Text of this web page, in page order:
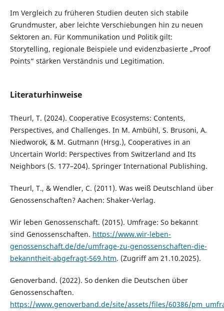
Im Vergleich zu früheren Studien deuten sich stabile
Grundmuster, aber leichte Verschiebungen hin zu neuen
Sektoren an. Für Kommunikation und Politik gilt:
Storytelling, regionale Beispiele und evidenzbasierte „Proof
Points“ stärken Verständnis und Legitimation.
Literaturhinweise
Theurl, T. (2024). Cooperative Ecosystems: Contents,
Perspectives, and Challenges. In M. Ambühl, S. Brusoni, A.
Niedworok, & M. Gutmann (Hrsg.), Cooperatives in an
Uncertain World: Perspectives from Switzerland and Its
Neighbors (S. 177–204). Springer International Publishing.
Theurl, T., & Wendler, C. (2011). Was weiß Deutschland über
Genossenschaften? Aachen: Shaker-Verlag.
Wir leben Genossenschaft. (2015). Umfrage: So bekannt
sind Genossenschaften. https://www.wir-leben-
genossenschaft.de/de/umfrage-zu-genossenschaften-die-
bekanntheit-abgefragt-569.htm. (Zugriff am 21.10.2025).
Genoverband. (2022). So denken die Deutschen über
Genossenschaften.
https://www.genoverband.de/site/assets/files/60386/